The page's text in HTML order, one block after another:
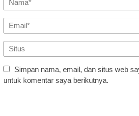
Simpan nama, email, dan situs web
untuk komentar saya berikutnya.